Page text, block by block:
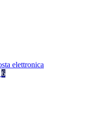
elettronica
6